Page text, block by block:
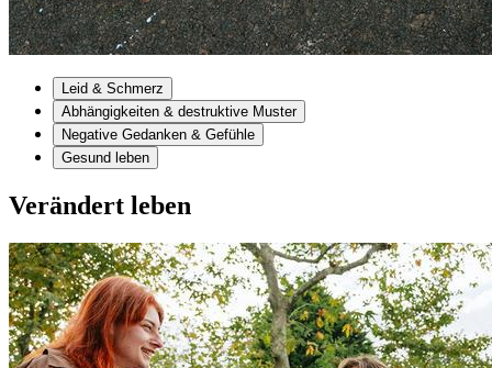
Leid & Schmerz
Abhängigkeiten & destruktive Muster
Negative Gedanken & Gefühle
Gesund leben
Verändert leben